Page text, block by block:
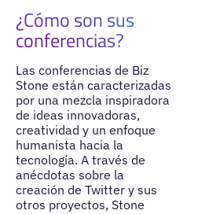
¿Cómo son sus
conferencias?
Las conferencias de Biz
Stone están caracterizadas
por una mezcla inspiradora
de ideas innovadoras,
creatividad y un enfoque
humanista hacia la
tecnología. A través de
anécdotas sobre la
creación de Twitter y sus
otros proyectos, Stone